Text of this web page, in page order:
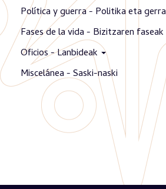
Política y guerra - Politika eta gerra
Fases de la vida - Bizitzaren faseak
Oficios - Lanbideak
Miscelánea - Saski-naski